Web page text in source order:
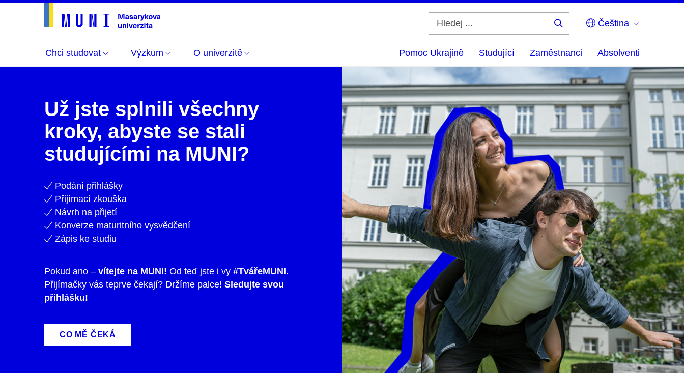
Čeština
Chci studovat Výzkum O univerzitě Pomoc Ukrajině Studující Zaměstnanci Absolventi
Už jste splnili všechny
kroky, abyste se stali
studujícími na MUNI?
Podání přihlášky
Přijímací zkouška
Návrh na přijetí
Konverze maturitního vysvědčení
Zápis ke studiu
Pokud ano – vítejte na MUNI! Od teď jste i vy #TvářeMUNI.
Přijímačky vás teprve čekají? Držíme palce! Sledujte svou
přihlášku!
CO MĚ ČEKÁ